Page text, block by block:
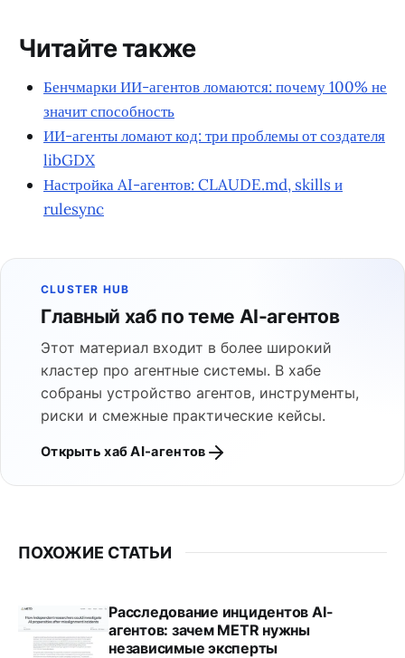
Читайте также
Бенчмарки ИИ-агентов ломаются: почему 100% не
значит способность
ИИ-агенты ломают код: три проблемы от создателя
libGDX
Настройка AI-агентов: CLAUDE.md, skills и
rulesync
CLUSTER HUB
Главный хаб по теме AI-агентов
Этот материал входит в более широкий
кластер про агентные системы. В хабе
собраны устройство агентов, инструменты,
риски и смежные практические кейсы.
Открыть хаб AI-агентов
ПОХОЖИЕ СТАТЬИ
Расследование инцидентов AI-
агентов: зачем METR нужны
независимые эксперты